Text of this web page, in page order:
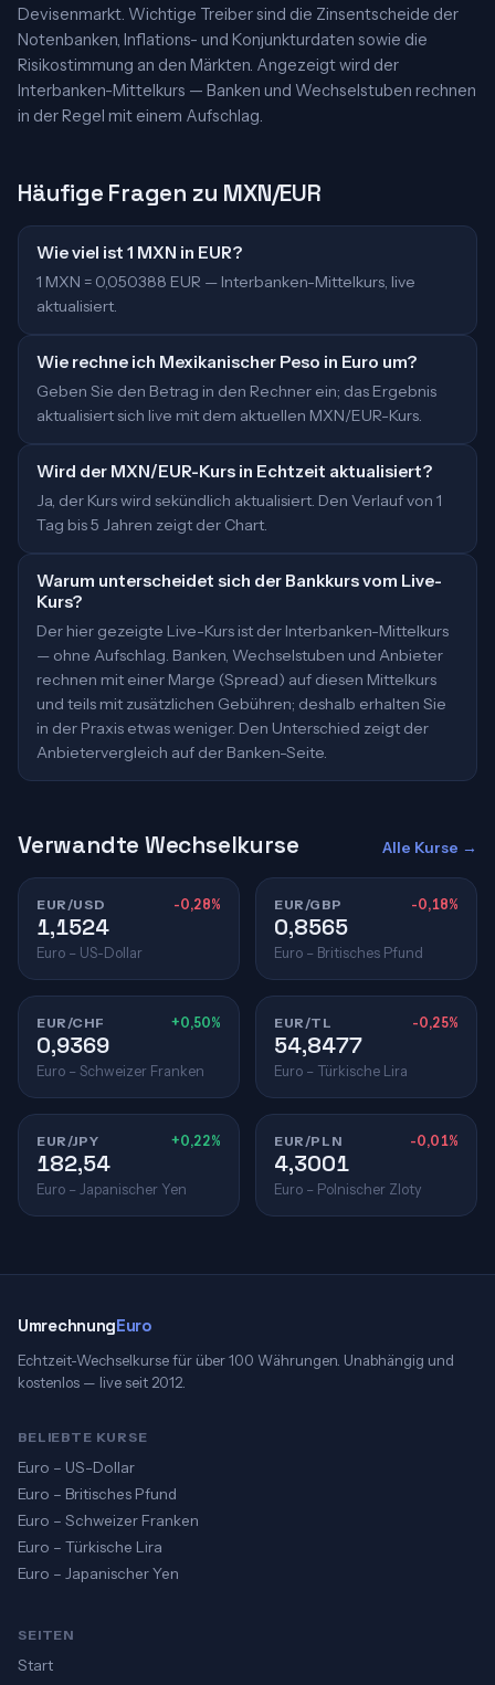
Devisenmarkt. Wichtige Treiber sind die Zinsentscheide der
Notenbanken, Inflations- und Konjunkturdaten sowie die
Risikostimmung an den Märkten. Angezeigt wird der
Interbanken-Mittelkurs — Banken und Wechselstuben rechnen
in der Regel mit einem Aufschlag.
Häufige Fragen zu MXN/EUR
Wie viel ist 1 MXN in EUR?
1 MXN = 0,050388 EUR — Interbanken-Mittelkurs, live
aktualisiert.
Wie rechne ich Mexikanischer Peso in Euro um?
Geben Sie den Betrag in den Rechner ein; das Ergebnis
aktualisiert sich live mit dem aktuellen MXN/EUR-Kurs.
Wird der MXN/EUR-Kurs in Echtzeit aktualisiert?
Ja, der Kurs wird sekündlich aktualisiert. Den Verlauf von 1
Tag bis 5 Jahren zeigt der Chart.
Warum unterscheidet sich der Bankkurs vom Live-
Kurs?
Der hier gezeigte Live-Kurs ist der Interbanken-Mittelkurs
— ohne Aufschlag. Banken, Wechselstuben und Anbieter
rechnen mit einer Marge (Spread) auf diesen Mittelkurs
und teils mit zusätzlichen Gebühren; deshalb erhalten Sie
in der Praxis etwas weniger. Den Unterschied zeigt der
Anbietervergleich auf der Banken-Seite.
Verwandte Wechselkurse Alle Kurse →
EUR/USD -0,28%
1,1524
Euro – US-Dollar
EUR/GBP -0,18%
0,8565
Euro – Britisches Pfund
EUR/CHF +0,50%
0,9369
Euro – Schweizer Franken
EUR/TL -0,25%
54,8477
Euro – Türkische Lira
EUR/JPY +0,22%
182,54
Euro – Japanischer Yen
EUR/PLN -0,01%
4,3001
Euro – Polnischer Zloty
UmrechnungEuro
Echtzeit-Wechselkurse für über 100 Währungen. Unabhängig und
kostenlos — live seit 2012.
BELIEBTE KURSE
Euro – US-Dollar
Euro – Britisches Pfund
Euro – Schweizer Franken
Euro – Türkische Lira
Euro – Japanischer Yen
SEITEN
Start